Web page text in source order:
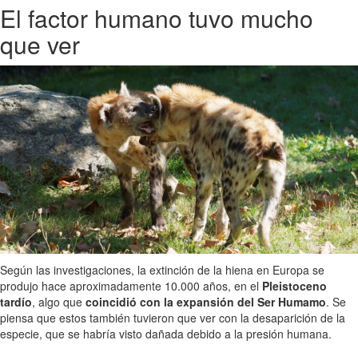
El factor humano tuvo mucho
que ver
Según las investigaciones, la extinción de la hiena en Europa se
produjo hace aproximadamente 10.000 años, en el Pleistoceno
tardío, algo que coincidió con la expansión del Ser Humamo. Se
piensa que estos también tuvieron que ver con la desaparición de la
especie, que se habría visto dañada debido a la presión humana.